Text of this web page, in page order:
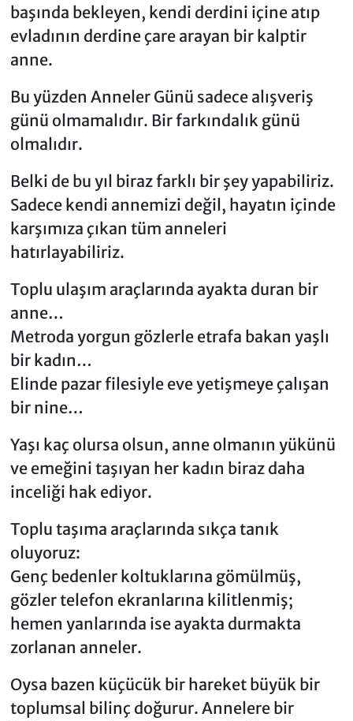
başında bekleyen, kendi derdini içine atıp
evladının derdine çare arayan bir kalptir
anne.
Bu yüzden Anneler Günü sadece alışveriş
günü olmamalıdır. Bir farkındalık günü
olmalıdır.
Belki de bu yıl biraz farklı bir şey yapabiliriz.
Sadece kendi annemizi değil, hayatın içinde
karşımıza çıkan tüm anneleri
hatırlayabiliriz.
Toplu ulaşım araçlarında ayakta duran bir
anne…
Metroda yorgun gözlerle etrafa bakan yaşlı
bir kadın…
Elinde pazar filesiyle eve yetişmeye çalışan
bir nine…
Yaşı kaç olursa olsun, anne olmanın yükünü
ve emeğini taşıyan her kadın biraz daha
inceliği hak ediyor.
Toplu taşıma araçlarında sıkça tanık
oluyoruz:
Genç bedenler koltuklarına gömülmüş,
gözler telefon ekranlarına kilitlenmiş;
hemen yanlarında ise ayakta durmakta
zorlanan anneler.
Oysa bazen küçücük bir hareket büyük bir
toplumsal bilinç doğurur. Annelere bir